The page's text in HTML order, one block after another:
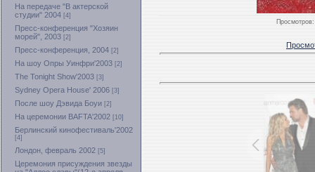
На передаче "В актерской
студии" 2004 [4]
Пресс-конференция "Хозяин
морей", 2003 [2]
Пресс-конференция, 2004 [2]
На шоу Опры Уинфри'2003 [2]
The Tonight Show'2003 [3]
Sydney Opera House' 2006 [3]
После шоу Дэвида Боуи [2]
На церемонии BAFTA'2002 [10]
Берлинский кинофестиваль'2002
[4]
Лондон, февраль 2002 [5]
Церемония присуждения звезды
Просмотров: